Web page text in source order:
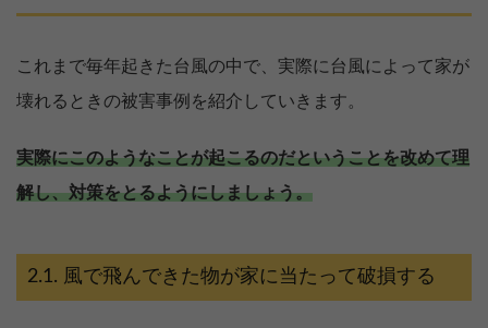
これまで毎年起きた台風の中で、実際に台風によって家が
壊れるときの被害事例を紹介していきます。
実際にこのようなことが起こるのだということを改めて理
解し、対策をとるようにしましょう。
風で飛んできた物が家に当たって破損する